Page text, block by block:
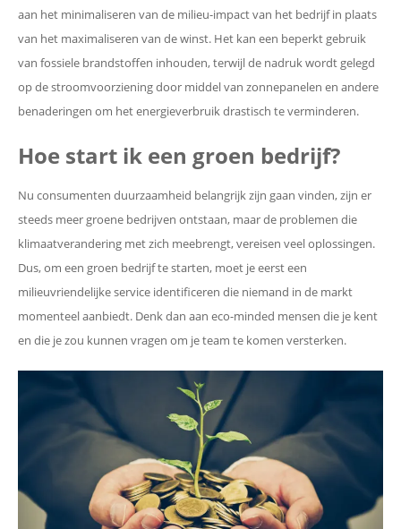
aan het minimaliseren van de milieu-impact van het bedrijf in plaats
van het maximaliseren van de winst. Het kan een beperkt gebruik
van fossiele brandstoffen inhouden, terwijl de nadruk wordt gelegd
op de stroomvoorziening door middel van zonnepanelen en andere
benaderingen om het energieverbruik drastisch te verminderen.
Hoe start ik een groen bedrijf?
Nu consumenten duurzaamheid belangrijk zijn gaan vinden, zijn er
steeds meer groene bedrijven ontstaan, maar de problemen die
klimaatverandering met zich meebrengt, vereisen veel oplossingen.
Dus, om een ​​groen bedrijf te starten, moet je eerst een
milieuvriendelijke service identificeren die niemand in de markt
momenteel aanbiedt. Denk dan aan eco-minded mensen die je kent
en die je zou kunnen vragen om je team te komen versterken.